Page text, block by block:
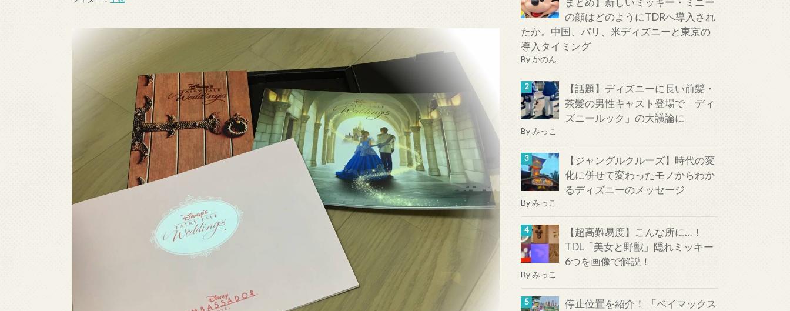
の顔はどのようにTDRへ導入され
たか。中国、パリ、米ディズニーと東京の
導入タイミング
Byかのん
【話題】ディズニーに長い前髪・
茶髪の男性キャスト登場で「ディ
ズニールック」の大議論に
Byみっこ
【ジャングルクルーズ】時代の変
化に併せて変わったモノからわか
るディズニーのメッセージ
Byみっこ
【超高難易度】こんな所に…！
TDL「美女と野獣」隠れミッキー
6つを画像で解説！
Byみっこ
停止位置を紹介！ 「ベイマックス